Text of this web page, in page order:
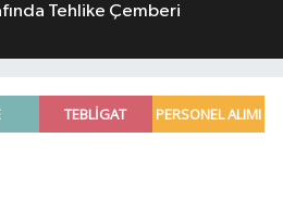
Tehlike Çemberi